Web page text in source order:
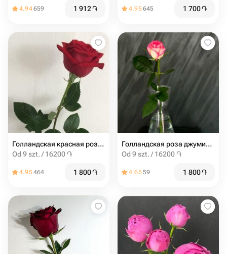
4.94659 1 912֏ 4.95645 1 700֏
Голландская красная роза 60 см
Od 9 szt. / 16200 ֏
4.95464 1 800֏
Голландская роза джумиля 60 см
Od 9 szt. / 16200 ֏
4.6559 1 800֏